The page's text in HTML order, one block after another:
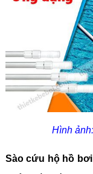
Hình
Sào cứu hộ hồ